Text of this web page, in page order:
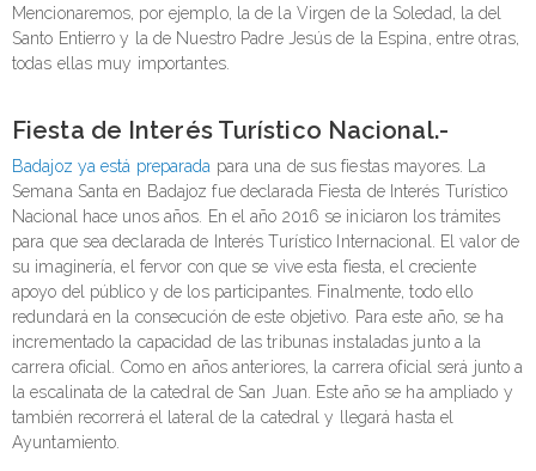
Mencionaremos, por ejemplo, la de la Virgen de la Soledad, la del
Santo Entierro y la de Nuestro Padre Jesús de la Espina, entre otras,
todas ellas muy importantes.
Fiesta de Interés Turístico Nacional.-
Badajoz ya está preparada para una de sus fiestas mayores. La
Semana Santa en Badajoz fue declarada Fiesta de Interés Turístico
Nacional hace unos años. En el año 2016 se iniciaron los trámites
para que sea declarada de Interés Turístico Internacional. El valor de
su imaginería, el fervor con que se vive esta fiesta, el creciente
apoyo del público y de los participantes. Finalmente, todo ello
redundará en la consecución de este objetivo. Para este año, se ha
incrementado la capacidad de las tribunas instaladas junto a la
carrera oficial. Como en años anteriores, la carrera oficial será junto a
la escalinata de la catedral de San Juan. Este año se ha ampliado y
también recorrerá el lateral de la catedral y llegará hasta el
Ayuntamiento.